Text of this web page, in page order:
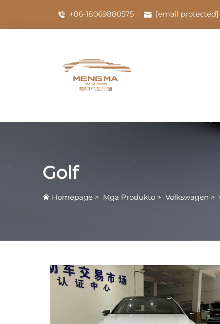
+86-18069880575 [email protected]
Golf
Homepage > Mga Produkto > Volkswagen >